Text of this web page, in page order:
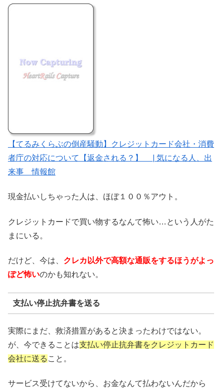
【てるみくらぶの倒産騒動】クレジットカード会社・消費
者庁の対応について【返金される？】 | 気になる人、出
来事 情報館
現金払いしちゃった人は、ほぼ１００％アウト。
クレジットカードで買い物するなんて怖い…という人がた
まにいる。
だけど、今は、 クレカ以外で高額な通販をするほうがよっ
ぽど怖いのかも知れない。
支払い停止抗弁書を送る
実際にまだ、救済措置があると決まったわけではない。
が、今できることは支払い停止抗弁書をクレジットカード
会社に送る こと。
サービス受けてないから、お金なんて払わないんだから